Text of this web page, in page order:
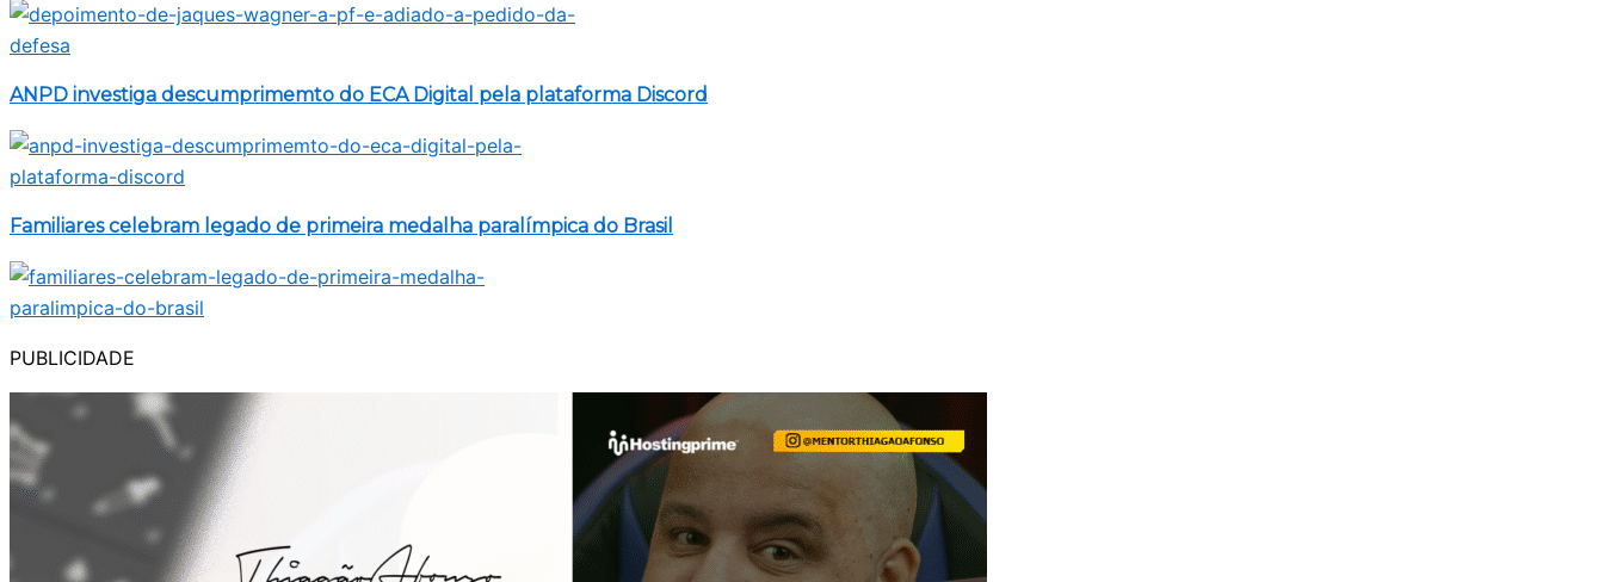
ANPD investiga descumprimemto do ECA Digital pela plataforma Discord
Familiares celebram legado de primeira medalha paralímpica do Brasil
PUBLICIDADE